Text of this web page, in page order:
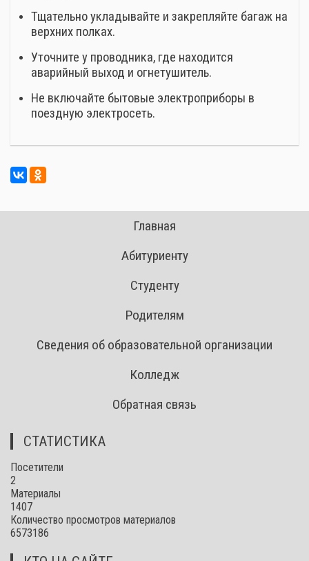
Тщательно укладывайте и закрепляйте багаж на
верхних полках.
Уточните у проводника, где находится
аварийный выход и огнетушитель.
Не включайте бытовые электроприборы в
поездную электросеть.
Главная
Абитуриенту
Студенту
Родителям
Сведения об образовательной организации
Колледж
Обратная связь
СТАТИСТИКА
Посетители
2
Материалы
1407
Количество просмотров материалов
6573186